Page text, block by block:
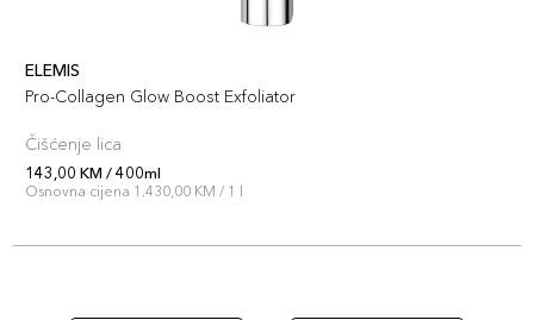
ELEMIS
Pro-Collagen Glow Boost Exfoliator
Čišćenje lica
143,00 KM / 400ml
Osnovna cijena 1.430,00 KM / 1 l